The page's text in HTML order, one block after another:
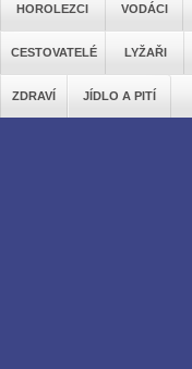
HOROLEZCI VODÁCI
CESTOVATELÉ LYŽAŘI
ZDRAVÍ JÍDLO A PITÍ